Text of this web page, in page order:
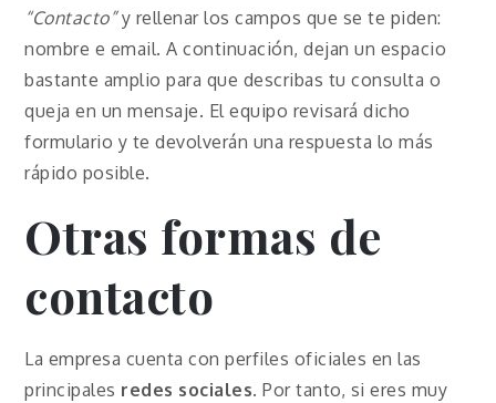
“Contacto”y rellenar los campos que se te piden:
nombre e email. A continuación, dejan un espacio
bastante amplio para que describas tu consulta o
queja en un mensaje. El equipo revisará dicho
formulario y te devolverán una respuesta lo más
rápido posible.
Otras formas de
contacto
La empresa cuenta con perfiles oficiales en las
principales redes sociales. Por tanto, si eres muy